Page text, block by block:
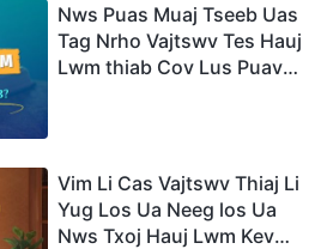
Nws Puas Muaj Tseeb Uas
Tag Nrho Vajtswv Tes Hauj
Lwm thiab Cov Lus Puav
Vim Li Cas Vajtswv Thiaj Li
Yug Los Ua Neeg los Ua
Nws Txoj Hauj Lwm Kev